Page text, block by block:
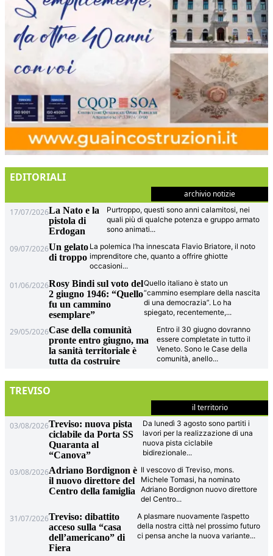
EDITORIALI
archivio notizie
17/07/2026La Nato e la
pistola di
Erdogan
Purtroppo, questi sono anni calamitosi, nei
quali più di qualche potenza e gruppo armato
sono animati...
09/07/2026Un gelato
di troppo
La polemica l’ha innescata Flavio Briatore, il noto
imprenditore che, quanto a offrire ghiotte
occasioni...
01/06/2026Rosy Bindi sul voto del
2 giugno 1946: “Quello
fu un cammino
esemplare”
Quello italiano è stato un
“cammino esemplare della nascita
di una democrazia”. Lo ha
spiegato, recentemente,...
29/05/2026Case della comunità
pronte entro giugno, ma
la sanità territoriale è
tutta da costruire
Entro il 30 giugno dovranno
essere completate in tutto il
Veneto. Sono le Case della
comunità, anello...
TREVISO
il territorio
03/08/2026Treviso: nuova pista
ciclabile da Porta SS
Quaranta al
“Canova”
Da lunedì 3 agosto sono partiti i
lavori per la realizzazione di una
nuova pista ciclabile
bidirezionale...
03/08/2026Adriano Bordignon è
il nuovo direttore del
Centro della famiglia
Il vescovo di Treviso, mons.
Michele Tomasi, ha nominato
Adriano Bordignon nuovo direttore
del Centro...
31/07/2026Treviso: dibattito
acceso sulla “casa
dell’americano” di
Fiera
A plasmare nuovamente l’aspetto
della nostra città nel prossimo futuro
ci pensa anche la nuova variante...